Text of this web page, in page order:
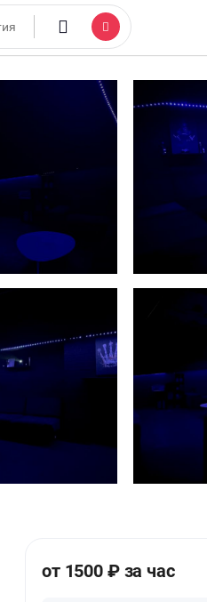
от 1500 ₽ за час